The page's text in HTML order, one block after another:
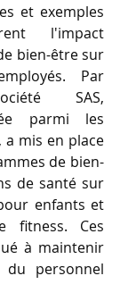
et exemples
l'impact
bien-être sur
Par
SAS,
parmi les
mis en place
de bien-
de santé sur
enfants et
fitness. Ces
à maintenir
personnel